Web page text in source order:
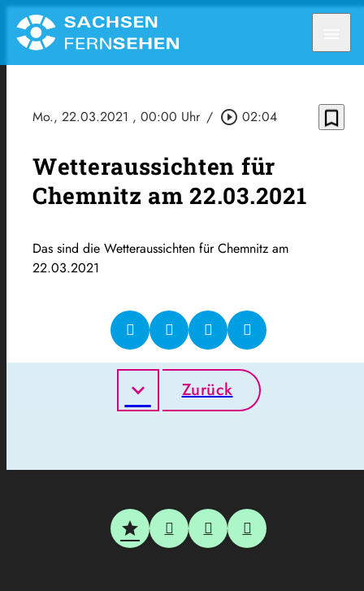
Mo., 22.03.2021 , 00:00 Uhr / play_circle_outline 02:04 bookmark_border
Wetteraussichten für
Chemnitz am 22.03.2021
Das sind die Wetteraussichten für Chemnitz am
22.03.2021
Zurück